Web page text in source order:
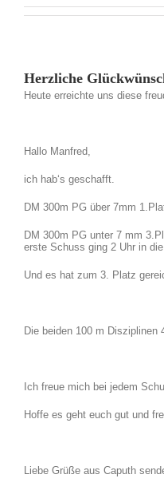
Herzliche
Heute erreichte uns diese
Hallo Manfred,
ich hab‘s geschafft.
DM 300m PG über 7mm
DM 300m PG unter 7 mm
erste Schuss ging 2 Uhr in
Und es hat zum 3. Platz
Die beiden 100 m
Ich freue mich bei jedem
Hoffe es geht euch gut und
Liebe Grüße aus Caputh